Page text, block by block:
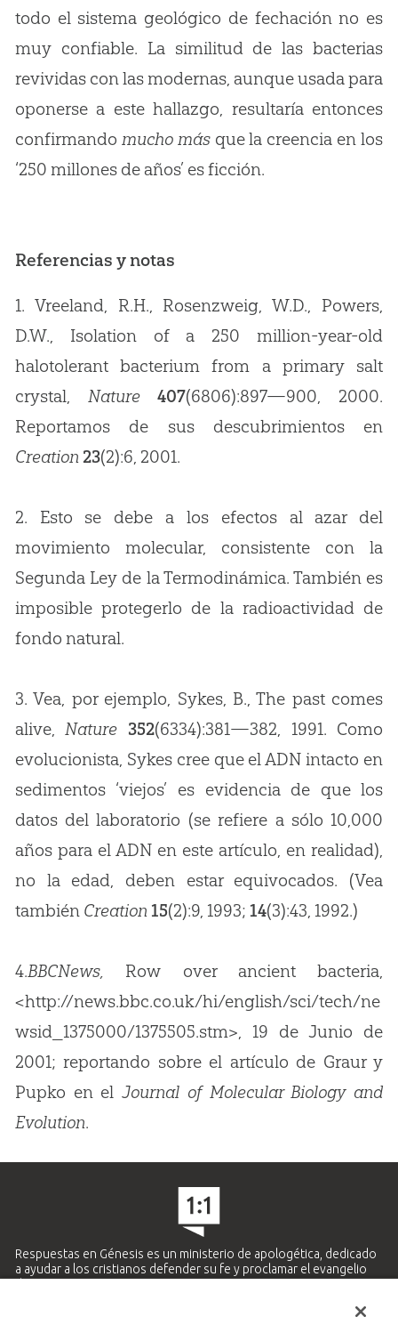
todo el sistema geológico de fechación no es
muy confiable. La similitud de las bacterias
revividas con las modernas, aunque usada para
oponerse a este hallazgo, resultaría entonces
confirmando mucho más que la creencia en los
‘250 millones de años’ es ficción.
Referencias y notas
1. Vreeland, R.H., Rosenzweig, W.D., Powers,
D.W., Isolation of a 250 million-year-old
halotolerant bacterium from a primary salt
crystal, Nature 407(6806):897—900, 2000.
Reportamos de sus descubrimientos en
Creation 23(2):6, 2001.
2. Esto se debe a los efectos al azar del
movimiento molecular, consistente con la
Segunda Ley de la Termodinámica. También es
imposible protegerlo de la radioactividad de
fondo natural.
3. Vea, por ejemplo, Sykes, B., The past comes
alive,Nature 352(6334):381—382, 1991. Como
evolucionista, Sykes cree que el ADN intacto en
sedimentos ‘viejos’ es evidencia de que los
datos del laboratorio (se refiere a sólo 10,000
años para el ADN en este artículo, en realidad),
no la edad, deben estar equivocados. (Vea
también Creation 15(2):9, 1993; 14(3):43, 1992.)
4.BBCNews, Row over ancient bacteria,
<http://news.bbc.co.uk/hi/english/sci/tech/ne
wsid_1375000/1375505.stm>, 19 de Junio de
2001; reportando sobre el artículo de Graur y
Pupko en elJournal of Molecular Biology and
Evolution.
Respuestas en Génesis es un ministerio de apologética, dedicado
a ayudar a los cristianos defender su fe y proclamar el evangelio